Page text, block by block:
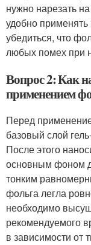
нужно нарезать
удобно
убедиться, что
любых помех при
Вопрос 2: Как
применением
Перед
базовый слой
После этого
основным фоном
тонким
фольга легла
необходимо
рекомендуемого
в зависимости от